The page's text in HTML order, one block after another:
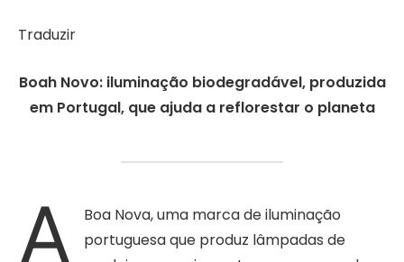
Traduzir
Boah Novo: iluminação biodegradável, produzida
em Portugal, que ajuda a reflorestar o planeta
A
Boa Nova, uma marca de iluminação
portuguesa que produz lâmpadas de